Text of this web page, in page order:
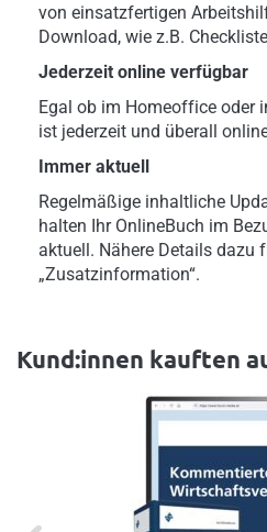
von einsatzfertigen
Download, wie z.B.
Jederzeit online verfügbar
Egal ob im Homeoffice oder
ist jederzeit und überall
Immer aktuell
Regelmäßige inhaltliche
halten Ihr OnlineBuch im
aktuell. Nähere Details dazu
„Zusatzinformation“.
Kund:innen kauften
Previous